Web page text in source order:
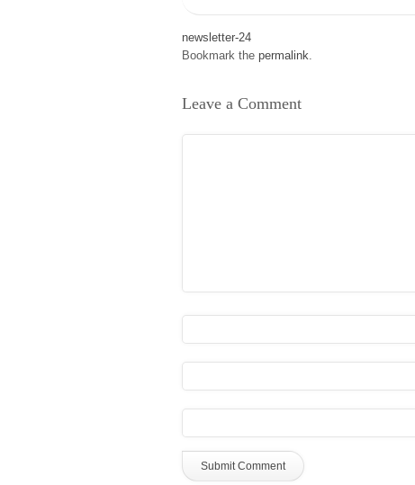
newsletter-24
Bookmark the permalink.
Leave a Comment